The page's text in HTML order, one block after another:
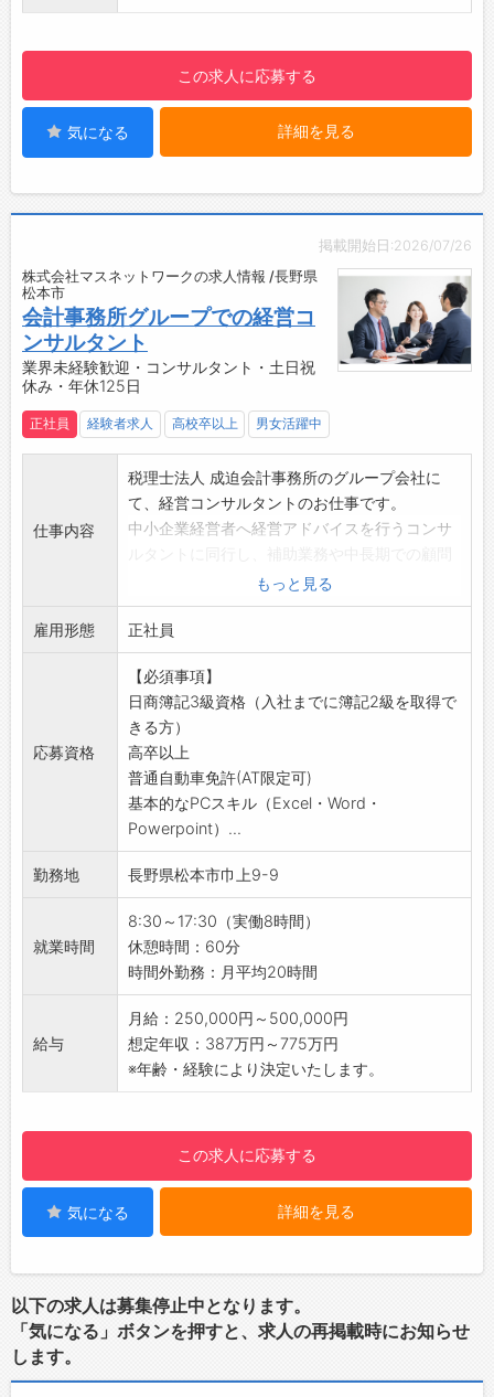
【ポイント】
・先輩同行の元、徐々にスキルを磨いて頂きま
・中途採用の方も、多数活躍しております。
のご経験を活かして活躍している方もいらっし
なります。
・M&A/事業承継のサポート経験や興味がある
方もご応募ください。
【社内環境】
・会計事務所となると堅いイメージがあるかも
しれませんが、わきあいあいとした働きやすい
環境です。
出来、働きやすい職場環境が整っております。
・残業については原則最大20時迄となります。
（お客様都合で例外もあります）
・OJTを通し専門知識、スキルの習得を目指し
・外部研修も積極的に行っております。
・日々の勉強や資格取得への挑戦など、向上心
をお持ちの方にはピッタリです。
この求人に応募する
気になる 詳細を見る
掲載開始日:2026/07/26
株式会社マスネットワークの求人情報 /長野県
松本市
会計事務所グループでの経営コ
ンサルタント
業界未経験歓迎・コンサルタント・土日祝
休み・年休125日
正社員 経験者求人 高校卒以上 男女活躍中
仕事内容
税理士法人 成迫会計事務所のグループ会社に
て、経営コンサルタントのお仕事です。
中小企業経営者へ経営アドバイスを行うコンサ
企業の経営力を向上させる支援を行います。数
年かけ徐々に経営に関する知識と経験を積み、
中小企業経営の支援を行えるコンサルタントを
目指します。
【業務内容】
・経営コンサルタント業務
コンサルティングや開業支援など、中小企業
の経営に関わる様々な業務を行います。
長野県中信地区をメインに、様々なお客様の
経営支援を行います。
病院、サービス業から製造業まで、様々な企
業様がお客様です。
定期的に訪問し、経営課題のヒヤリングや問
税理士、社会保険労務士、中小企業診断士な
どの専門家が在籍し、チームで課題解決に取り
組みます。
地域貢献が出来る、やりがいあるお仕事で
す。
＜具体的には＞
・管理職研修の実施など
※その他にも経営サポートに関わる業務あり
・範囲
長野県中信地区がメインになります。
社用車(AT可)での移動となります。
境が整っております。
・先輩同行の元、徐々にスキルを磨いて頂きま
もっと見る
雇用形態 正社員
応募資格
【必須事項】
日商簿記3級資格（入社までに簿記2級を取得で
きる方）
高卒以上
普通自動車免許(AT限定可)
基本的なPCスキル（Excel・Word・
Powerpoint）...
勤務地 長野県松本市巾上9-9
就業時間
8:30～17:30（実働8時間）
休憩時間：60分
時間外勤務：月平均20時間
給与
月給：250,000円～500,000円
想定年収：387万円～775万円
※年齢・経験により決定いたします。
この求人に応募する
気になる 詳細を見る
以下の求人は募集停止中となります。
「気になる」ボタンを押すと、求人の再掲載時にお知らせ
します。